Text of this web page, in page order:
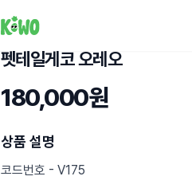
펫테일게코 오레오
180,000원
상품 설명
코드번호 - V175